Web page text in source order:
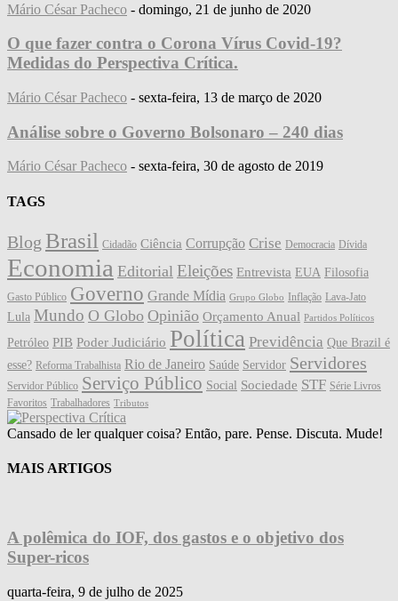
Mário César Pacheco - domingo, 21 de junho de 2020
O que fazer contra o Corona Vírus Covid-19?
Medidas do Perspectiva Crítica.
Mário César Pacheco - sexta-feira, 13 de março de 2020
Análise sobre o Governo Bolsonaro – 240 dias
Mário César Pacheco - sexta-feira, 30 de agosto de 2019
TAGS
Blog Brasil Cidadão Ciência Corrupção Crise Democracia Dívida
Economia Editorial Eleições Entrevista EUA Filosofia
Gasto Público Governo Grande Mídia Grupo Globo Inflação Lava-Jato
Lula Mundo O Globo Opinião Orçamento Anual Partidos Políticos
Petróleo PIB Poder Judiciário Política Previdência Que Brazil é
esse? Reforma Trabalhista Rio de Janeiro Saúde Servidor Servidores
Servidor Público Serviço Público Social Sociedade STF Série Livros
Favoritos Trabalhadores Tributos
Cansado de ler qualquer coisa? Então, pare. Pense. Discuta. Mude!
MAIS ARTIGOS
A polêmica do IOF, dos gastos e o objetivo dos
Super-ricos
quarta-feira, 9 de julho de 2025